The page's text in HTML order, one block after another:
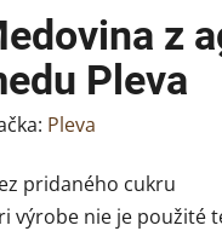
z
Pleva
Pleva
pridaného cukru
výrobe nie je použité